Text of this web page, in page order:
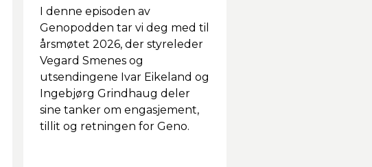
I denne episoden av
Genopodden tar vi deg med til
årsmøtet 2026, der styreleder
Vegard Smenes og
utsendingene Ivar Eikeland og
Ingebjørg Grindhaug deler
sine tanker om engasjement,
tillit og retningen for Geno.